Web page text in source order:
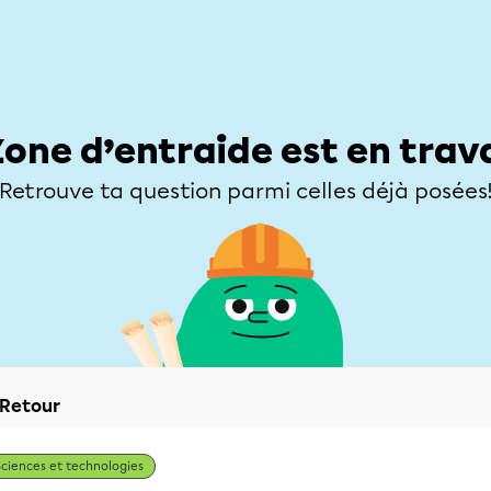
d’entraide est en
Retrouve ta question parmi celles déjà posées!
Retour
et technologies